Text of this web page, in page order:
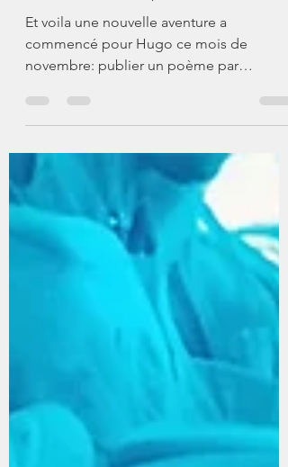
le mardi c'est poésie!
Et voila une nouvelle aventure a
novembre: publier un poème par
semaine. Ce rendez vous, il l'a fixé le...